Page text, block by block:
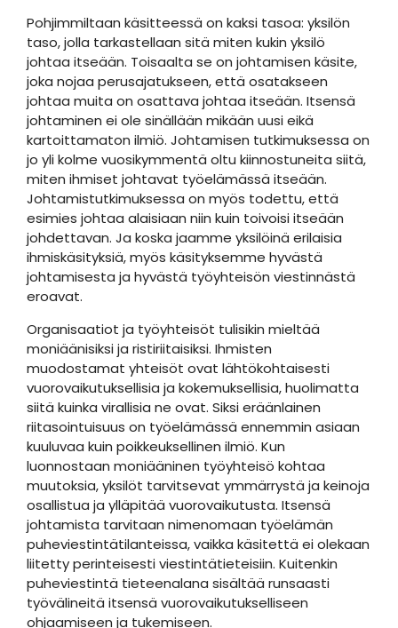
Pohjimmiltaan käsitteessä on kaksi tasoa: yksilön
taso, jolla tarkastellaan sitä miten kukin yksilö
johtaa itseään. Toisaalta se on johtamisen käsite,
joka nojaa perusajatukseen, että osatakseen
johtaa muita on osattava johtaa itseään. Itsensä
johtaminen ei ole sinällään mikään uusi eikä
kartoittamaton ilmiö. Johtamisen tutkimuksessa on
jo yli kolme vuosikymmentä oltu kiinnostuneita siitä,
miten ihmiset johtavat työelämässä itseään.
Johtamistutkimuksessa on myös todettu, että
esimies johtaa alaisiaan niin kuin toivoisi itseään
johdettavan. Ja koska jaamme yksilöinä erilaisia
ihmiskäsityksiä, myös käsityksemme hyvästä
johtamisesta ja hyvästä työyhteisön viestinnästä
eroavat.
Organisaatiot ja työyhteisöt tulisikin mieltää
moniäänisiksi ja ristiriitaisiksi. Ihmisten
muodostamat yhteisöt ovat lähtökohtaisesti
vuorovaikutuksellisia ja kokemuksellisia, huolimatta
siitä kuinka virallisia ne ovat. Siksi eräänlainen
riitasointuisuus on työelämässä ennemmin asiaan
kuuluvaa kuin poikkeuksellinen ilmiö. Kun
luonnostaan moniääninen työyhteisö kohtaa
muutoksia, yksilöt tarvitsevat ymmärrystä ja keinoja
osallistua ja ylläpitää vuorovaikutusta. Itsensä
johtamista tarvitaan nimenomaan työelämän
puheviestintätilanteissa, vaikka käsitettä ei olekaan
liitetty perinteisesti viestintätieteisiin. Kuitenkin
puheviestintä tieteenalana sisältää runsaasti
työvälineitä itsensä vuorovaikutukselliseen
ohjaamiseen ja tukemiseen.